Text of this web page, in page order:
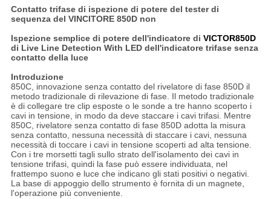
Contatto trifase di ispezione di potere del tester di
sequenza del VINCITORE 850D non
Ispezione semplice di potere dell'indicatore di VICTOR850D
di Live Line Detection With LED dell'indicatore trifase senza
contatto della luce
Introduzione
850C, innovazione senza contatto del rivelatore di fase 850D il
metodo tradizionale di rilevazione di fase. Il metodo tradizionale
è di collegare tre clip esposte o le sonde a tre hanno scoperto i
cavi in tensione, in modo da deve staccare i cavi trifasi. Mentre
850C, rivelatore senza contatto di fase 850D adotta la misura
senza contatto, nessuna necessità di staccare i cavi, nessuna
necessità di toccare i cavi in tensione scoperti ad alta tensione.
Con i tre morsetti tagli sullo strato dell'isolamento dei cavi in
tensione trifasi, quindi la fase può essere individuata, nel
frattempo suono e luce che indicano gli stati positivi o negativi.
La base di appoggio dello strumento è fornita di un magnete,
l'operazione più conveniente.